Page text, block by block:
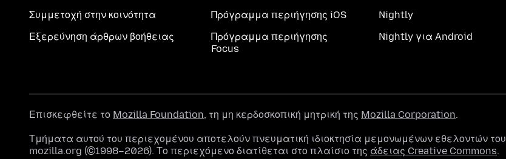
Συμμετοχή στην κοινότητα
Εξερεύνηση άρθρων βοήθειας
Πρόγραμμα περιήγησης iOS
Πρόγραμμα περιήγησης
Focus
Nightly
Nightly για Android
Επισκεφθείτε το Mozilla Foundation, τη μη κερδοσκοπική μητρική της Mozilla Corporation.
Τμήματα αυτού του περιεχομένου αποτελούν πνευματική ιδιοκτησία μεμονωμένων εθελοντών του
mozilla.org (©1998–2026). Το περιεχόμενο διατίθεται στο πλαίσιο της άδειας Creative Commons.